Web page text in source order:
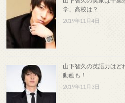
学、高校は？
2019年11月4日
山下智久の英語力はど
動画も！
2019年11月3日